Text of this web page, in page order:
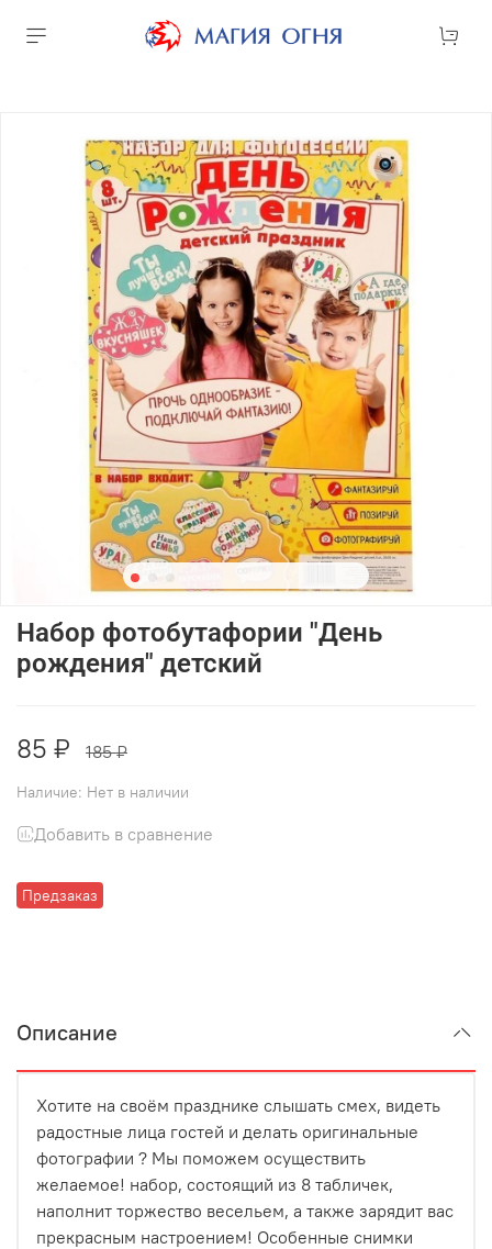
Наличие: Нет в наличии
Предзаказ
Набор фотобутафории "День
рождения" детский
85 ₽ 185 ₽
Добавить в сравнение
Описание
Хотите на своём празднике слышать смех, видеть
радостные лица гостей и делать оригинальные
фотографии ? Мы поможем осуществить
желаемое! набор, состоящий из 8 табличек,
наполнит торжество весельем, а также зарядит вас
прекрасным настроением! Особенные снимки